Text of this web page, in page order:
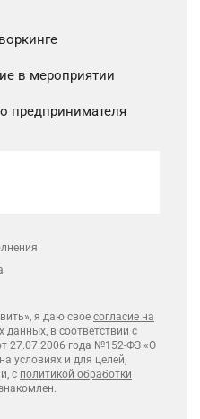
в мероприятии
предпринимателя
я даю свое согласие на
данных, в соответствии с
27.07.2006 года №152-ФЗ «О
условиях и для целей,
с политикой обработки